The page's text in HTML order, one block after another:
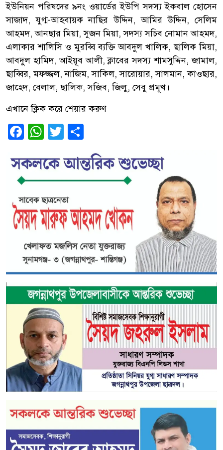
ইউনিয়ন পরিষদের ৯নং ওয়ার্ডের ইউপি সদস্য ইকবাল হোসেন
সাজাদ, যুগ্ম-আহবায়ক নাছির উদ্দিন, আমির উদ্দিন, সেলিম
আহমদ, আনছার মিয়া, সুজন মিয়া, সদস্য সচিব নোমান আহমদ,
এলাকার শালিসি ও মুরব্বি ব্যক্তি আবদুল খালিক, ছালিক মিয়া,
আবদুল হামিদ, আইয়ূব আলী, ক্লাবের সদস্য শামসুদ্দিন, জামাল,
ছাব্বির, মফজ্জল, নাজিম, সাকিল, সারোয়ার, সালমান, কাওছার,
জাহেদ, বেলাল, ছালিক, সজিব, জিলু, সেবু প্রমূখ।
এখানে ক্লিক করে শেয়ার করুণ
Facebook
WhatsApp
Twitter